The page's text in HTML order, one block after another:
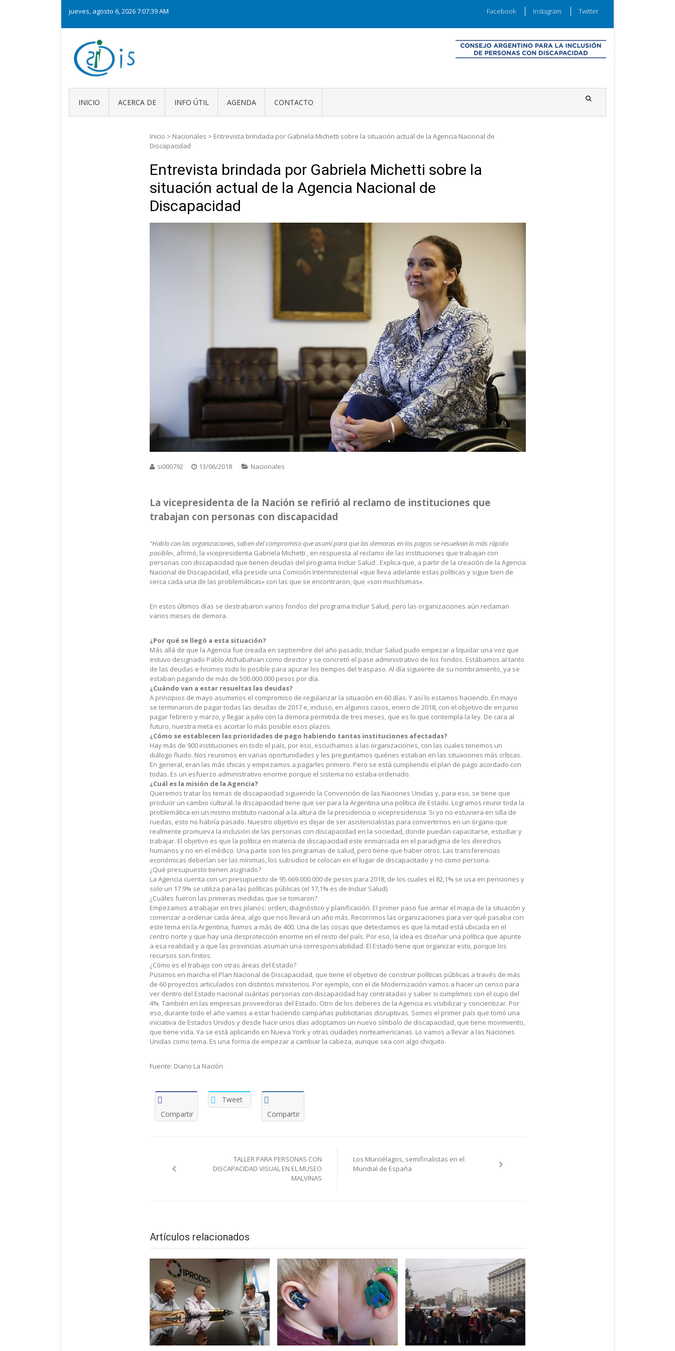
jueves, agosto 6, 20267:07:39 AM Facebook Instagram Twitter
INICIO ACERCA DE INFO ÚTIL AGENDA CONTACTO
Inicio > Nacionales > Entrevista brindada por Gabriela Michetti sobre la situación actual de la Agencia Nacional de
Discapacidad
Entrevista brindada por Gabriela Michetti sobre la
situación actual de la Agencia Nacional de
Discapacidad
si000792 13/06/2018 Nacionales
La vicepresidenta de la Nación se refirió al reclamo de instituciones que
trabajan con personas con discapacidad
“Hablo con las organizaciones, saben del compromiso que asumí para que las demoras en los pagos se resuelvan lo más rápido
posible», afirmó, la vicepresidenta Gabriela Michetti , en respuesta al reclamo de las instituciones que trabajan con
personas con discapacidad que tienen deudas del programa Incluir Salud . Explica que, a partir de la creación de la Agencia
Nacional de Discapacidad, ella preside una Comisión Interministerial «que lleva adelante estas políticas y sigue bien de
cerca cada una de las problemáticas» con las que se encontraron, que «son muchísimas».
En estos últimos días se destrabaron varios fondos del programa Incluir Salud, pero las organizaciones aún reclaman
varios meses de demora.
¿Por qué se llegó a esta situación?
Más allá de que la Agencia fue creada en septiembre del año pasado, Incluir Salud pudo empezar a liquidar una vez que
estuvo designado Pablo Atchabahian como director y se concretó el pase administrativo de los fondos. Estábamos al tanto
de las deudas e hicimos todo lo posible para apurar los tiempos del traspaso. Al día siguiente de su nombramiento, ya se
estaban pagando de más de 500.000.000 pesos por día.
¿Cuándo van a estar resueltas las deudas?
A principios de mayo asumimos el compromiso de regularizar la situación en 60 días. Y así lo estamos haciendo. En mayo
se terminaron de pagar todas las deudas de 2017 e, incluso, en algunos casos, enero de 2018, con el objetivo de en junio
pagar febrero y marzo, y llegar a julio con la demora permitida de tres meses, que es lo que contempla la ley. De cara al
futuro, nuestra meta es acortar lo más posible esos plazos.
¿Cómo se establecen las prioridades de pago habiendo tantas instituciones afectadas?
Hay más de 900 instituciones en todo el país, por eso, escuchamos a las organizaciones, con las cuales tenemos un
diálogo fluido. Nos reunimos en varias oportunidades y les preguntamos quiénes estaban en las situaciones más críticas.
En general, eran las más chicas y empezamos a pagarles primero. Pero se está cumpliendo el plan de pago acordado con
todas. Es un esfuerzo administrativo enorme porque el sistema no estaba ordenado.
¿Cuál es la misión de la Agencia?
Queremos tratar los temas de discapacidad siguiendo la Convención de las Naciones Unidas y, para eso, se tiene que
producir un cambio cultural: la discapacidad tiene que ser para la Argentina una política de Estado. Logramos reunir toda la
problemática en un mismo instituto nacional a la altura de la presidencia o vicepresidencia. Si yo no estuviera en silla de
ruedas, esto no habría pasado. Nuestro objetivo es dejar de ser asistencialistas para convertirnos en un órgano que
realmente promueva la inclusión de las personas con discapacidad en la sociedad, donde puedan capacitarse, estudiar y
trabajar. El objetivo es que la política en materia de discapacidad este enmarcada en el paradigma de los derechos
humanos y no en el médico. Una parte son los programas de salud, pero tiene que haber otros. Las transferencias
económicas deberían ser las mínimas, los subsidios te colocan en el lugar de discapacitado y no como persona.
¿Qué presupuesto tienen asignado?
La Agencia cuenta con un presupuesto de 95.669.000.000 de pesos para 2018, de los cuales el 82,1% se usa en pensiones y
solo un 17.9% se utiliza para las políticas públicas (el 17,1% es de Incluir Salud).
¿Cuáles fueron las primeras medidas que se tomaron?
Empezamos a trabajar en tres planos: orden, diagnóstico y planificación. El primer paso fue armar el mapa de la situación y
comenzar a ordenar cada área, algo que nos llevará un año más. Recorrimos las organizaciones para ver qué pasaba con
este tema en la Argentina, fuimos a más de 400. Una de las cosas que detectamos es que la mitad está ubicada en el
centro norte y que hay una desprotección enorme en el resto del país. Por eso, la idea es diseñar una política que apunte
a esa realidad y a que las provincias asuman una corresponsabilidad. El Estado tiene que organizar esto, porque los
recursos son finitos.
¿Cómo es el trabajo con otras áreas del Estado?
Pusimos en marcha el Plan Nacional de Discapacidad, que tiene el objetivo de construir políticas públicas a través de más
de 60 proyectos articulados con distintos ministerios. Por ejemplo, con el de Modernización vamos a hacer un censo para
ver dentro del Estado nacional cuántas personas con discapacidad hay contratadas y saber si cumplimos con el cupo del
4%. También en las empresas proveedoras del Estado. Otro de los deberes de la Agencia es visibilizar y concientizar. Por
eso, durante todo el año vamos a estar haciendo campañas publicitarias disruptivas. Somos el primer país que tomó una
iniciativa de Estados Unidos y desde hace unos días adoptamos un nuevo símbolo de discapacidad, que tiene movimiento,
que tiene vida. Ya se está aplicando en Nueva York y otras ciudades norteamericanas. Lo vamos a llevar a las Naciones
Unidas como tema. Es una forma de empezar a cambiar la cabeza, aunque sea con algo chiquito.
Fuente: Diario La Nación
Compartir
Tweet
Compartir
TALLER PARA PERSONAS CON
DISCAPACIDAD VISUAL EN EL MUSEO
MALVINAS
Los Murciélagos, semifinalistas en el
Mundial de España
Artículos relacionados